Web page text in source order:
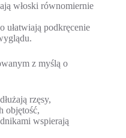
włoski równomiernie
ułatwiają podkręcenie
z myślą o
rzęsy,
objętość,
wspierają